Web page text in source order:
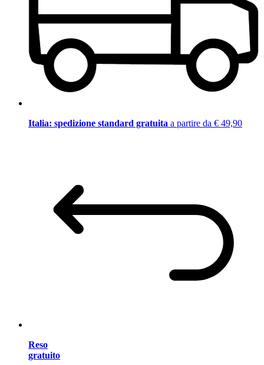
Italia: spedizione standard gratuita a partire da € 49,90
Reso
gratuito